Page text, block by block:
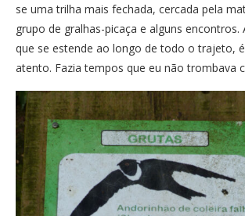
se uma trilha mais fechada, cercada pela
grupo de gralhas-picaça e alguns encontros.
que se estende ao longo de todo o trajeto,
atento. Fazia tempos que eu não trombava